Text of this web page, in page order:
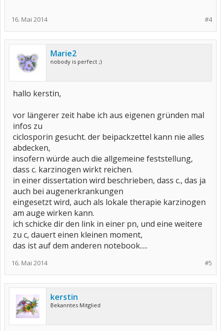
#4
16. Mai 2014
Marie2
nobody is perfect ;)
hallo kerstin,
vor längerer zeit habe ich aus eigenen gründen mal
infos zu
ciclosporin gesucht. der beipackzettel kann nie alles
abdecken,
insofern würde auch die allgemeine feststellung,
dass c. karzinogen wirkt reichen.
in einer dissertation wird beschrieben, dass c., das ja
auch bei augenerkrankungen
eingesetzt wird, auch als lokale therapie karzinogen
am auge wirken kann.
ich schicke dir den link in einer pn, und eine weitere
zu c, dauert einen kleinen moment,
das ist auf dem anderen notebook.....
#5
16. Mai 2014
kerstin
Bekanntes Mitglied